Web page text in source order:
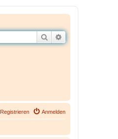
Suche
Anmelden
Registrieren